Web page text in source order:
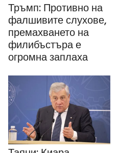
Тръмп: Противно на
фалшивите слухове,
премахването на
филибъстъра е
огромна заплаха